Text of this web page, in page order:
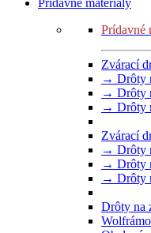
Prídavné materiály
Prídavné
Zvárací
→ Drôty
→ Drôty
→ Drôty
Zvárací
→ Drôty
→ Drôty
→ Drôty
Drôty na